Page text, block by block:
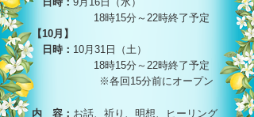
18時15分～22時終了予定
【10月】
日時： 10月31日（土）
18時15分～22時終了予定
※各回15分前にオープン
内 容： お話、祈り、明想、ヒーリング